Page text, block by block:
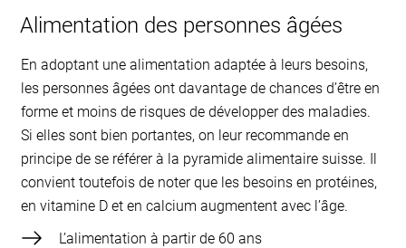
Alimentation des personnes âgées
En adoptant une alimentation adaptée à leurs besoins,
les personnes âgées ont davantage de chances d’être en
forme et moins de risques de développer des maladies.
Si elles sont bien portantes, on leur recommande en
principe de se référer à la pyramide alimentaire suisse. Il
convient toutefois de noter que les besoins en protéines,
en vitamine D et en calcium augmentent avec l’âge.
L’alimentation à partir de 60 ans